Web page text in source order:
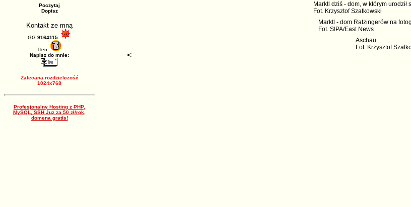
Poczytaj
Dopisz
Kontakt ze mną
GG 9164115:
Tlen:
Napisz do mnie:
Zalecana rozdzielczość
1024x768
Profesjonalny Hosting z PHP,
MySQL, SSH Juz za 50 zł/rok,
domena gratis!
Marktl dziś - dom, w którym
Fot. Krzysztof Szatkowski
Marktl - dom Ratzingerów na
Fot. SIPA/East News
Aschau
Fot. Krzysztof
<